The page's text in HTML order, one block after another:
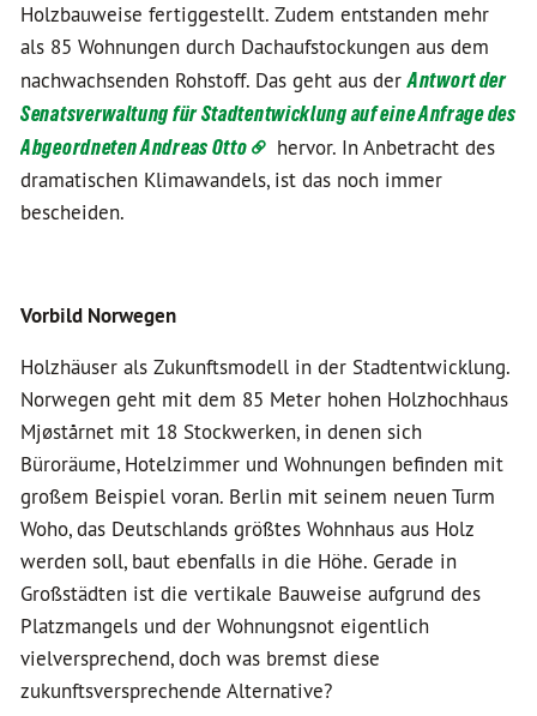
Holzbauweise fertiggestellt. Zudem entstanden mehr
als 85 Wohnungen durch Dachaufstockungen aus dem
nachwachsenden Rohstoff. Das geht aus derAntwort der
Senatsverwaltung für Stadtentwicklung auf eine Anfrage des
Abgeordneten Andreas Otto
hervor. In Anbetracht des
dramatischen Klimawandels, ist das noch immer
bescheiden.
Vorbild Norwegen
Holzhäuser als Zukunftsmodell in der Stadtentwicklung.
Norwegen geht mit dem 85 Meter hohen Holzhochhaus
Mjøstårnet mit 18 Stockwerken, in denen sich
Büroräume, Hotelzimmer und Wohnungen befinden mit
großem Beispiel voran. Berlin mit seinem neuen Turm
Woho, das Deutschlands größtes Wohnhaus aus Holz
werden soll, baut ebenfalls in die Höhe. Gerade in
Großstädten ist die vertikale Bauweise aufgrund des
Platzmangels und der Wohnungsnot eigentlich
vielversprechend, doch was bremst diese
zukunftsversprechende Alternative?